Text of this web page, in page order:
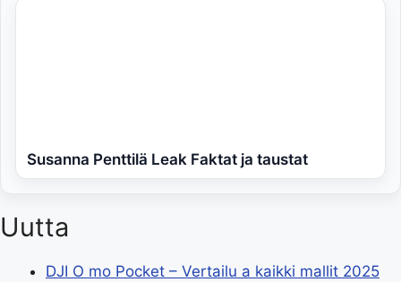
Susanna Penttilä Leak Faktat ja taustat
Uutta
DJI O mo Pocket – Vertailu a kaikki mallit 2025